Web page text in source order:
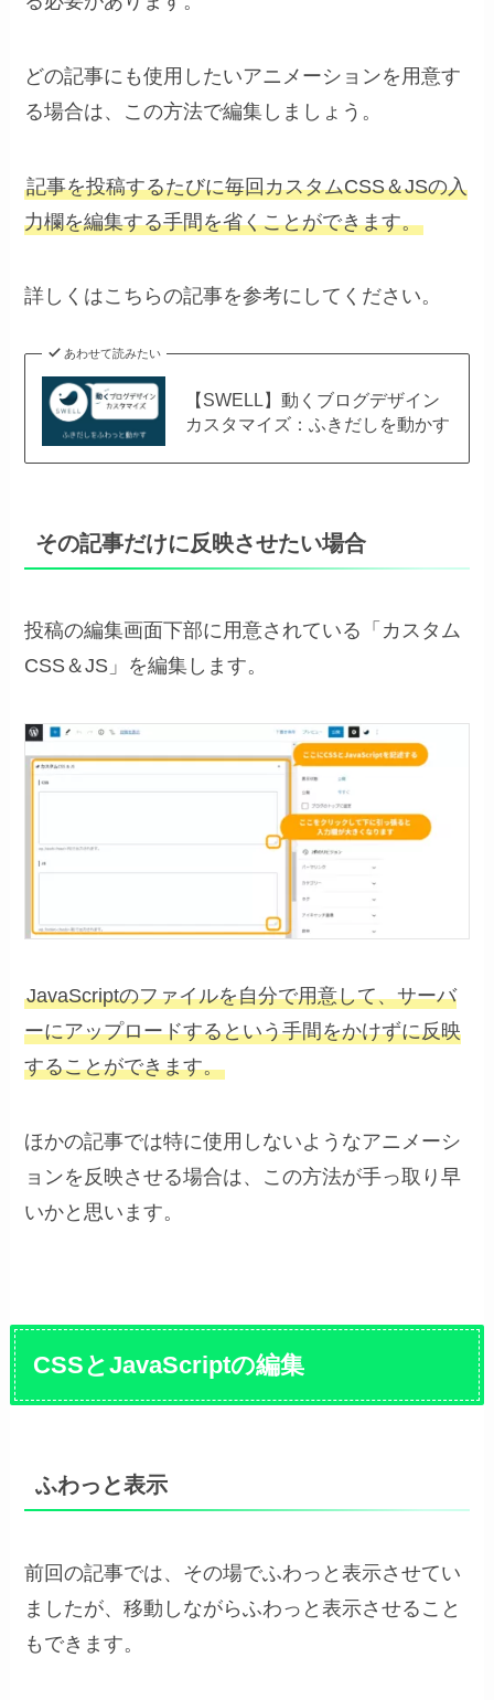
どの記事にも使用したいアニメーションを用意す
る場合は、この方法で編集しましょう。
記事を投稿するたびに毎回カスタムCSS＆JSの入
力欄を編集する手間を省くことができます。
詳しくはこちらの記事を参考にしてください。
あわせて読みたい
【SWELL】動くブログデザイン
カスタマイズ：ふきだしを動かす
その記事だけに反映させたい場合
投稿の編集画面下部に用意されている「カスタム
CSS＆JS」を編集します。
JavaScriptのファイルを自分で用意して、サーバ
ーにアップロードするという手間をかけずに反映
することができます。
ほかの記事では特に使用しないようなアニメーシ
ョンを反映させる場合は、この方法が手っ取り早
いかと思います。
CSSとJavaScriptの編集
ふわっと表示
前回の記事では、その場でふわっと表示させてい
ましたが、移動しながらふわっと表示させること
もできます。